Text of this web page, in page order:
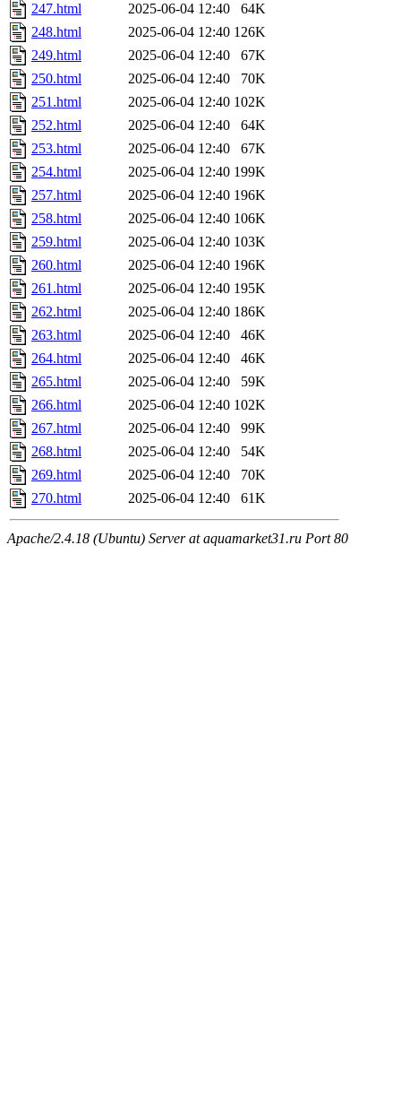
247.html
2025-06-04 12:40
64K
248.html
2025-06-04 12:40 126K
249.html
2025-06-04 12:40
67K
250.html
2025-06-04 12:40
70K
251.html
2025-06-04 12:40 102K
252.html
2025-06-04 12:40
64K
253.html
2025-06-04 12:40
67K
254.html
2025-06-04 12:40 199K
257.html
2025-06-04 12:40 196K
258.html
2025-06-04 12:40 106K
259.html
2025-06-04 12:40 103K
260.html
2025-06-04 12:40 196K
261.html
2025-06-04 12:40 195K
262.html
2025-06-04 12:40 186K
263.html
2025-06-04 12:40
46K
264.html
2025-06-04 12:40
46K
265.html
2025-06-04 12:40
59K
266.html
2025-06-04 12:40 102K
267.html
2025-06-04 12:40
99K
268.html
2025-06-04 12:40
54K
269.html
2025-06-04 12:40
70K
270.html
2025-06-04 12:40 61K
Apache/2.4.18 (Ubuntu) Server at aquamarket31.ru Port 80